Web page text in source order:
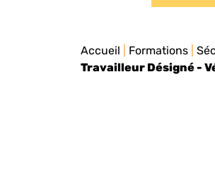
Accueil Formations
Travailleur Désigné -